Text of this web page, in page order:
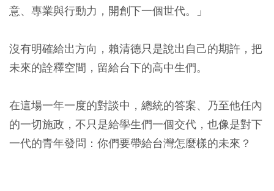
意、專業與行動力，開創下一個世代。」
沒有明確給出方向，賴清德只是說出自己的期許，把
未來的詮釋空間，留給台下的高中生們。
在這場一年一度的對談中，總統的答案、乃至他任內
的一切施政，不只是給學生們一個交代，也像是對下
一代的青年發問：你們要帶給台灣怎麼樣的未來？